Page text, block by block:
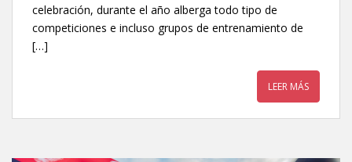
celebración, durante el año alberga todo tipo de
competiciones e incluso grupos de entrenamiento de
[…]
LEER MÁS